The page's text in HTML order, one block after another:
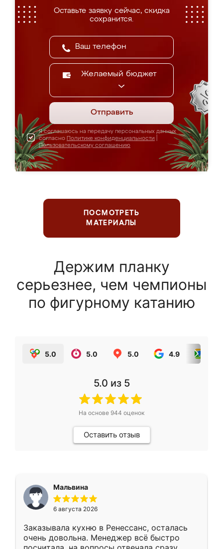
Оставьте заявку сейчас, скидка
сохранится.
Желаемый бюджет
Отправить
Я соглашаюсь на передачу персональных данных
согласно Политике конфиденциальности
Пользовательскому соглашению
ПОСМОТРЕТЬ
МАТЕРИАЛЫ
Держим планку
серьезнее, чем чемпионы
по фигурному катанию
5.0 5.0 5.0 4.9
5.0 из 5
На основе 944 оценок
Оставить отзыв
Мальвина
6 августа 2026
Заказывала кухню в Ренессанс, осталась
очень довольна. Менеджер всё быстро